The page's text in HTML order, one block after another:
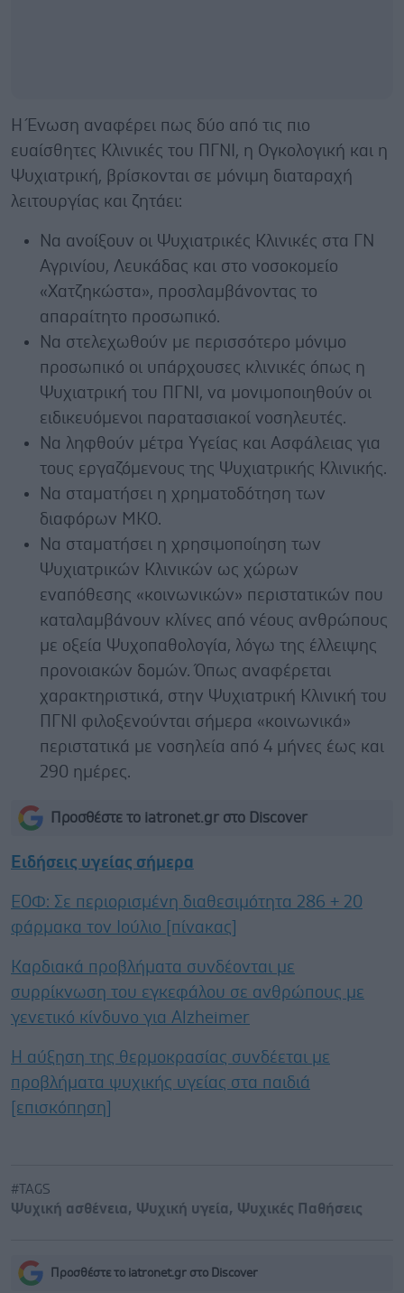
Η Ένωση αναφέρει πως δύο από τις πιο
ευαίσθητες Κλινικές του ΠΓΝΙ, η Ογκολογική και η
Ψυχιατρική, βρίσκονται σε μόνιμη διαταραχή
λειτουργίας και ζητάει:
Να ανοίξουν οι Ψυχιατρικές Κλινικές στα ΓΝ
Αγρινίου, Λευκάδας και στο νοσοκομείο
«Χατζηκώστα», προσλαμβάνοντας το
απαραίτητο προσωπικό.
Να στελεχωθούν με περισσότερο μόνιμο
προσωπικό οι υπάρχουσες κλινικές όπως η
Ψυχιατρική του ΠΓΝΙ, να μονιμοποιηθούν οι
ειδικευόμενοι παρατασιακοί νοσηλευτές.
Να ληφθούν μέτρα Υγείας και Ασφάλειας για
τους εργαζόμενους της Ψυχιατρικής Κλινικής.
Να σταματήσει η χρηματοδότηση των
διαφόρων ΜΚΟ.
Να σταματήσει η χρησιμοποίηση των
Ψυχιατρικών Κλινικών ως χώρων
εναπόθεσης «κοινωνικών» περιστατικών που
καταλαμβάνουν κλίνες από νέους ανθρώπους
με οξεία Ψυχοπαθολογία, λόγω της έλλειψης
προνοιακών δομών. Όπως αναφέρεται
χαρακτηριστικά, στην Ψυχιατρική Κλινική του
ΠΓΝΙ φιλοξενούνται σήμερα «κοινωνικά»
περιστατικά με νοσηλεία από 4 μήνες έως και
290 ημέρες.
Προσθέστε το iatronet.gr στο Discover
Ειδήσεις υγείας σήμερα
ΕΟΦ: Σε περιορισμένη διαθεσιμότητα 286 + 20
φάρμακα τον Ιούλιο [πίνακας]
Καρδιακά προβλήματα συνδέονται με
συρρίκνωση του εγκεφάλου σε ανθρώπους με
γενετικό κίνδυνο για Alzheimer
Η αύξηση της θερμοκρασίας συνδέεται με
προβλήματα ψυχικής υγείας στα παιδιά
[επισκόπηση]
#TAGS
Ψυχική ασθένεια, Ψυχική υγεία, Ψυχικές Παθήσεις
Προσθέστε το iatronet.gr στο Discover